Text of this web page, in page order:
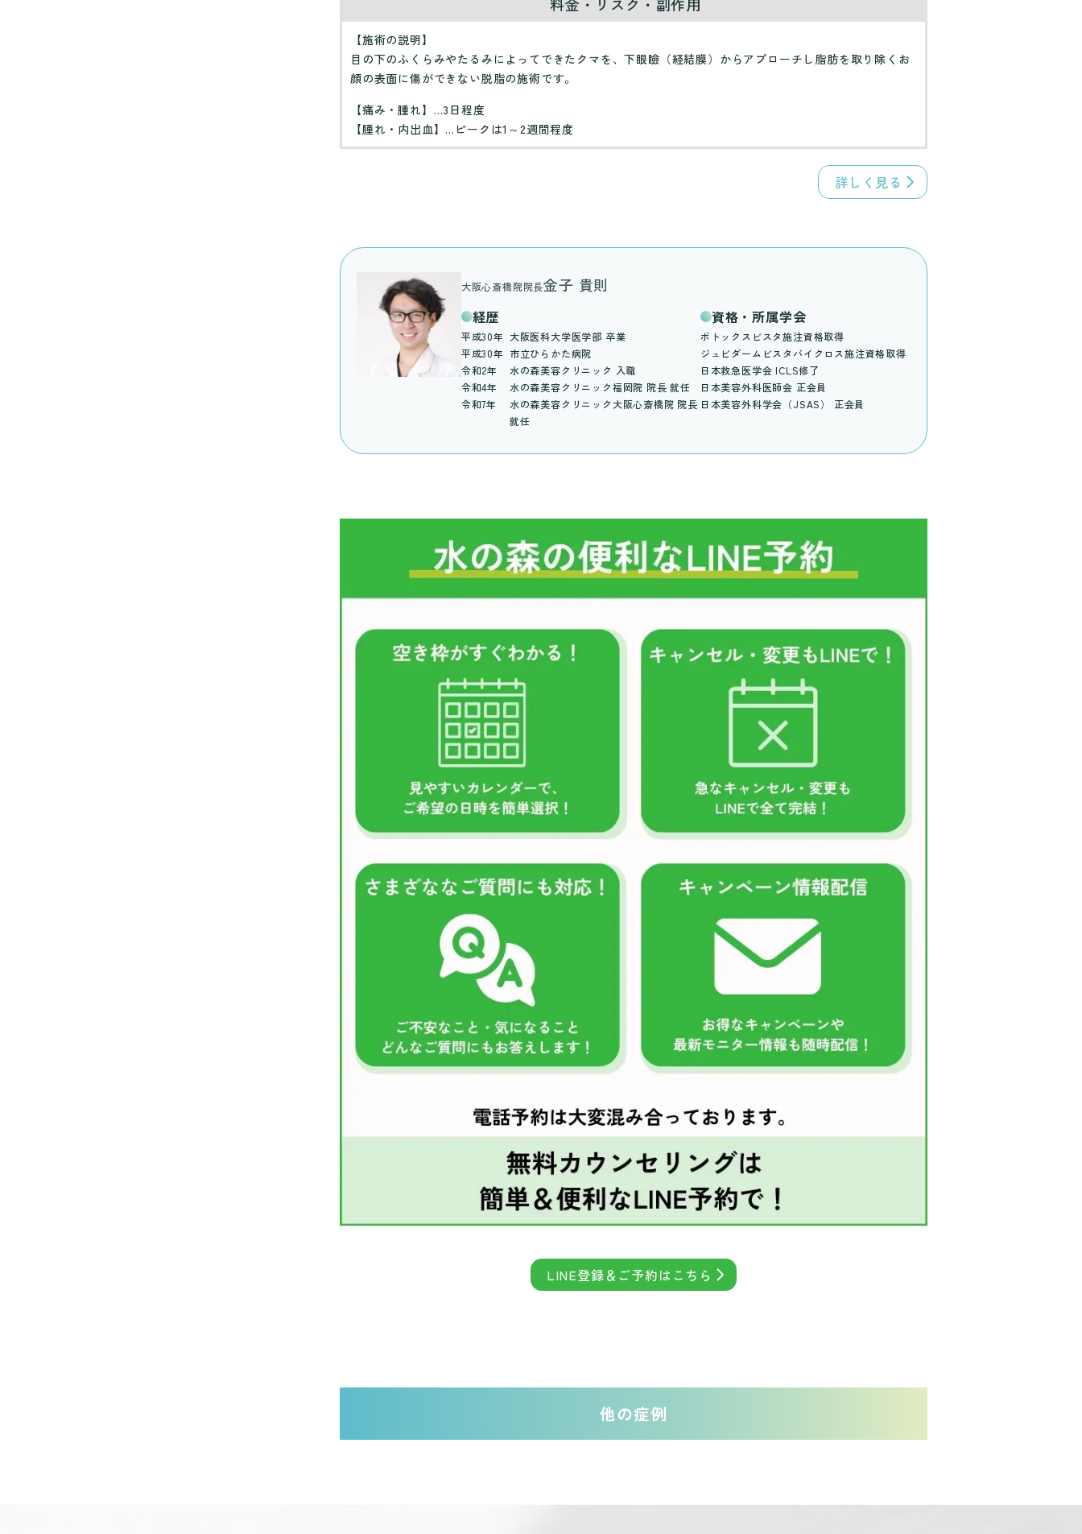
【施術の説明】
目の下のふくらみやたるみによってできたクマを、下眼瞼（経結膜）からアプローチし脂肪を取り除くお
顔の表面に傷ができない脱脂の施術です。
【痛み・腫れ】…3日程度
【腫れ・内出血】…ピークは1～2週間程度
詳しく見る
大阪心斎橋院院長金子 貴則
経歴
平成30年 大阪医科大学医学部 卒業
平成30年 市立ひらかた病院
令和2年
水の森美容クリニック 入職
令和4年
水の森美容クリニック福岡院 院長 就任
令和7年
水の森美容クリニック大阪心斎橋院 院長
就任
資格・所属学会
ボトックスビスタ施注資格取得
ジュビダームビスタバイクロス施注資格取得
日本救急医学会 ICLS修了
日本美容外科医師会 正会員
日本美容外科学会（JSAS） 正会員
LINE登録＆ご予約はこちら
他の症例